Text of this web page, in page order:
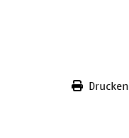
Drucken